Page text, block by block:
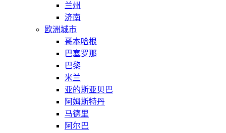
兰州
济南
欧洲城市
哥本哈根
巴塞罗那
巴黎
米兰
亚的斯亚贝巴
阿姆斯特丹
马德里
阿尔巴